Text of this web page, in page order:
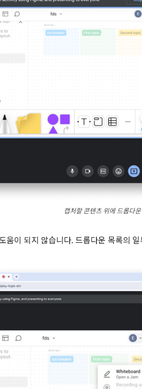
캡처할 콘텐츠 위에 드롭다
움이 되지 않습니다. 드롭다운 목록의